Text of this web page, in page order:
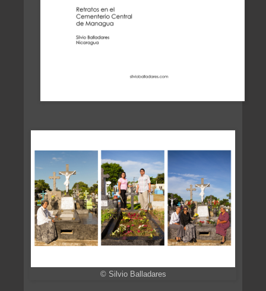
© Silvio Balladares